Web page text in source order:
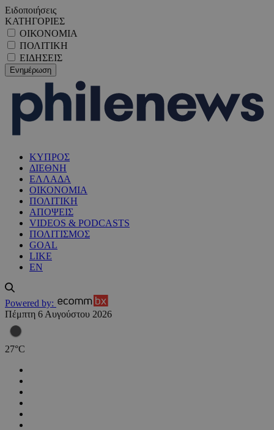
Ειδοποιήσεις
ΚΑΤΗΓΟΡΙΕΣ
ΟΙΚΟΝΟΜΙΑ
ΠΟΛΙΤΙΚΗ
ΕΙΔΗΣΕΙΣ
ΚΥΠΡΟΣ
ΔΙΕΘΝΗ
ΕΛΛΑΔΑ
ΟΙΚΟΝΟΜΙΑ
ΠΟΛΙΤΙΚΗ
ΑΠΟΨΕΙΣ
VIDEOS & PODCASTS
ΠΟΛΙΤΙΣΜΟΣ
GOAL
LIKE
EN
Powered by:
Πέμπτη 6 Αυγούστου 2026
27°C